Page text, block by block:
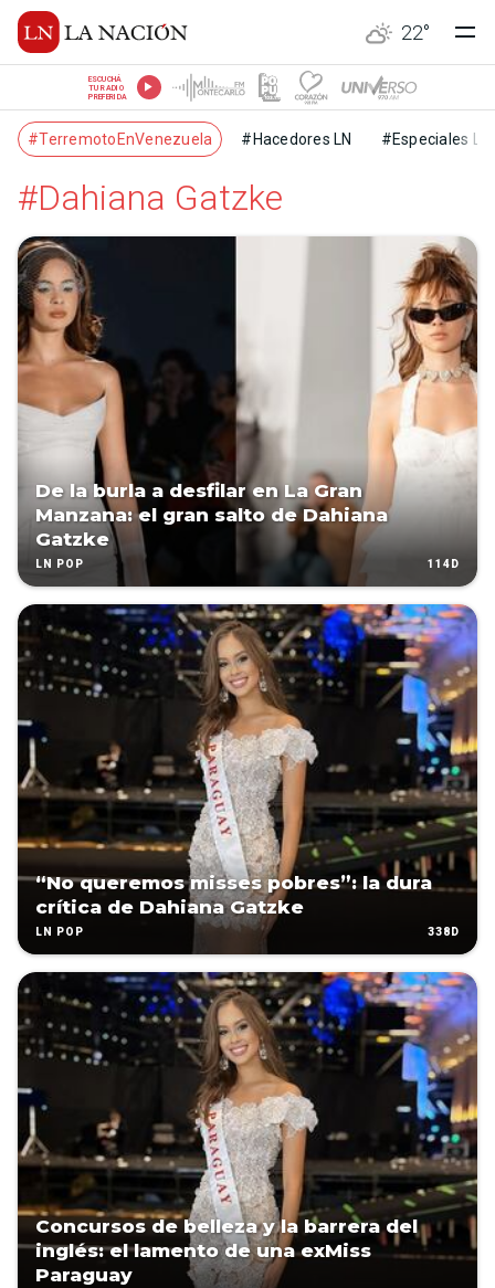
22°
ESCUCHÁ
TU RADIO
PREFERIDA
#TerremotoEnVenezuela #Hacedores LN #Especiales LN
#Dahiana Gatzke
De la burla a desfilar en La Gran
Manzana: el gran salto de Dahiana
Gatzke
LN POP 114D
“No queremos misses pobres”: la dura
crítica de Dahiana Gatzke
LN POP 338D
Concursos de belleza y la barrera del
inglés: el lamento de una exMiss
Paraguay